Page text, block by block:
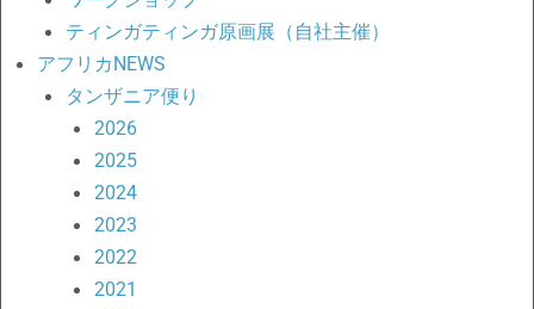
ティンガティンガ原画展（自社主催）
アフリカNEWS
タンザニア便り
2026
2025
2024
2023
2022
2021